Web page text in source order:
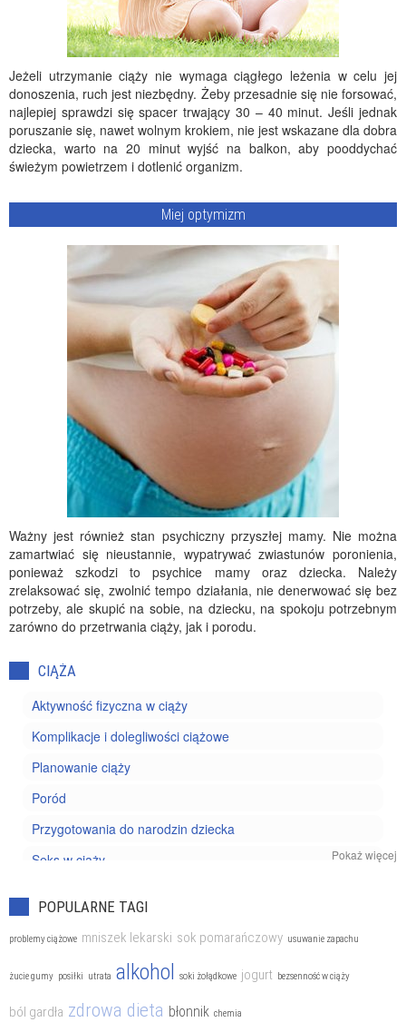
Jeżeli utrzymanie ciąży nie wymaga ciągłego leżenia w celu jej
donoszenia, ruch jest niezbędny. Żeby przesadnie się nie forsować,
najlepiej sprawdzi się spacer trwający 30 – 40 minut. Jeśli jednak
poruszanie się, nawet wolnym krokiem, nie jest wskazane dla dobra
dziecka, warto na 20 minut wyjść na balkon, aby pooddychać
świeżym powietrzem i dotlenić organizm.
Miej optymizm
Ważny jest również stan psychiczny przyszłej mamy. Nie można
zamartwiać się nieustannie, wypatrywać zwiastunów poronienia,
ponieważ szkodzi to psychice mamy oraz dziecka. Należy
zrelaksować się, zwolnić tempo działania, nie denerwować się bez
potrzeby, ale skupić na sobie, na dziecku, na spokoju potrzebnym
zarówno do przetrwania ciąży, jak i porodu.
CIĄŻA
Aktywność fizyczna w ciąży
Komplikacje i dolegliwości ciążowe
Planowanie ciąży
Poród
Przygotowania do narodzin dziecka
Seks w ciąży
Pokaż więcej
POPULARNE TAGI
problemy ciążowe mniszek lekarski sok pomarańczowy usuwanie zapachu
żucie gumy posiłki utrata alkohol soki żołądkowe jogurt bezsenność w ciąży
ból gardła zdrowa dieta błonnik chemia